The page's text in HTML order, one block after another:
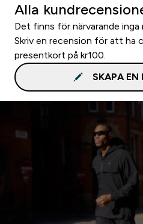
Alla
Det finns för närvarande inga
Skriv en recension för att ha
presentkort på kr100.
SKAPA EN